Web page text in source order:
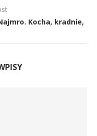
Kocha, kradnie,